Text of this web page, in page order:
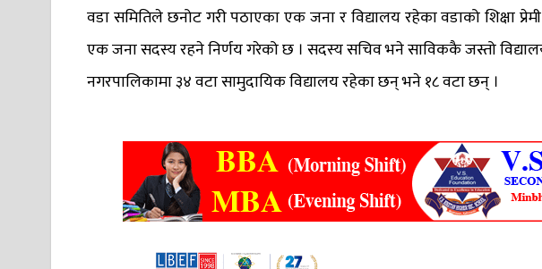
वडा समितिले छनोट गरी पठाएका एक जना र विद्यालय रहेका वडाको शिक्षा
एक जना सदस्य रहने निर्णय गरेको छ । सदस्य सचिव भने साविककै जस्तो
नगरपालिकामा ३४ वटा सामुदायिक विद्यालय रहेका छन् भने १८ वटा छन् ।